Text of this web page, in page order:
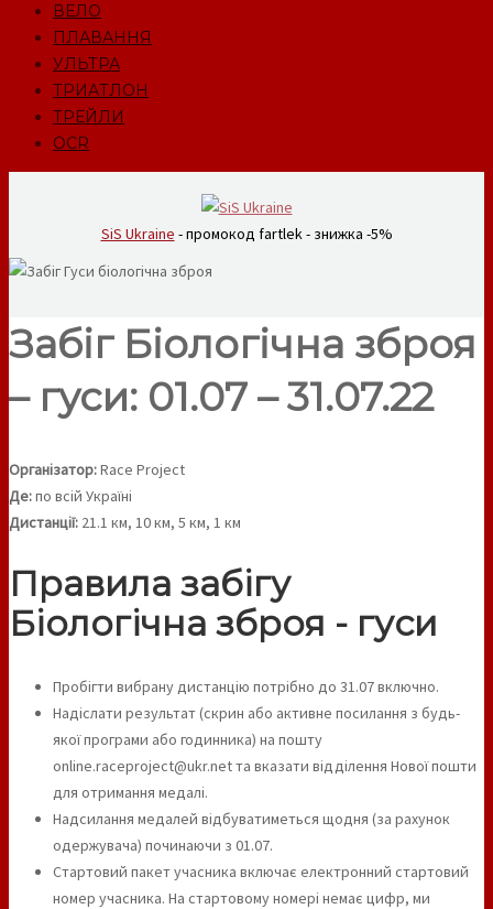
ВЕЛО
ПЛАВАННЯ
УЛЬТРА
ТРИАТЛОН
ТРЕЙЛИ
OCR
SiS Ukraine - промокод fartlek - знижка -5%
Забіг Біологічна зброя
– гуси: 01.07 – 31.07.22
Організатор:Race Project
Де:по всій Україні
Дистанції: 21.1 км, 10 км, 5 км, 1 км
Правила забігу
Біологічна зброя - гуси
Пробігти вибрану дистанцію потрібно до 31.07 включно.
Надіслати результат (скрин або активне посилання з будь-
якої програми або годинника) на пошту
online.raceproject@ukr.net та вказати відділення Нової пошти
для отримання медалі.
Надсилання медалей відбуватиметься щодня (за рахунок
одержувача) починаючи з 01.07.
Стартовий пакет учасника включає електронний стартовий
номер учасника. На стартовому номері немає цифр, ми